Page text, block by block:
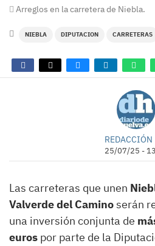
Arreglos en la carretera de Niebla.
NIEBLA DIPUTACION CARRETERAS
REDACCIÓN
25/07/25 -
Las carreteras que unen
Valverde del Caminoserán
una inversión conjunta de
euros por parte de la